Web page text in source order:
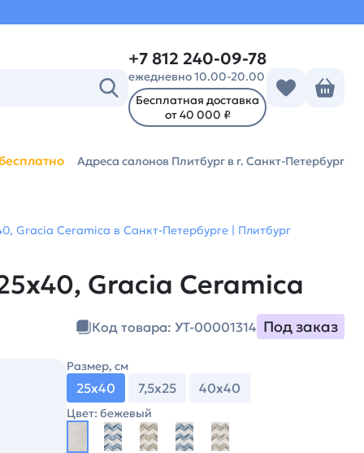
+7 812 240-09-78
ежедневно 10.00-20.00
Бесплатная доставка
от 40 000 ₽
Адреса салонов Плитбург в г. Санкт-Петербург
Gracia Ceramica в Санкт-Петербурге | Плитбург
Gracia Ceramica
Код товара: УТ-00001314 Под заказ
Размер, см
25х40 7,5х25 40х40
Цвет: бежевый